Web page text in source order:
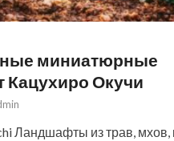
миниатюрные
Кацухиро Окучи
Ландшафты из трав, мхов,